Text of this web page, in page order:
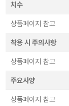
치수
상품페이지 참고
착용 시 주의사항
상품페이지 참고
주요사양
상품페이지 참고